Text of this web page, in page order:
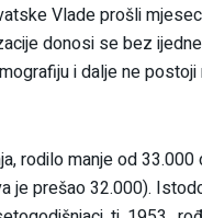
Vlade prošli
donosi se bez
i dalje ne postoji
rodilo manje od 33.000
je prešao 32.000).